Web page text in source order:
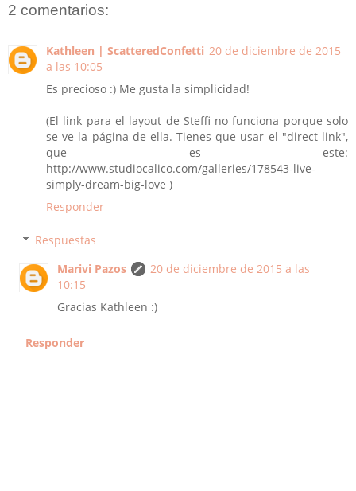
2 comentarios:
Kathleen | ScatteredConfetti 20 de diciembre de 2015
a las 10:05
Es precioso :) Me gusta la simplicidad!
(El link para el layout de Steffi no funciona porque solo
se ve la página de ella. Tienes que usar el "direct link",
que es este:
http://www.studiocalico.com/galleries/178543-live-
simply-dream-big-love )
Responder
Respuestas
Marivi Pazos
20 de diciembre de 2015 a las
10:15
Gracias Kathleen :)
Responder